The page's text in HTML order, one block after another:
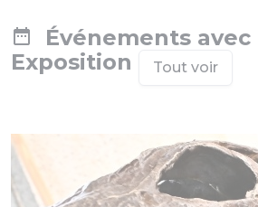
Événements
Exposition
Tout voir